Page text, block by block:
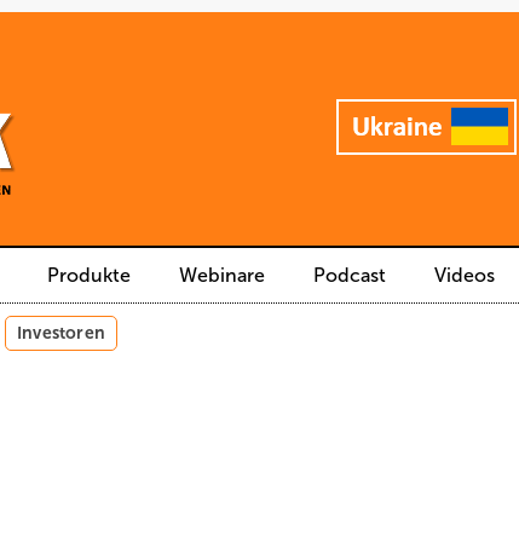
Produkte Webinare Podcast Videos
Investoren